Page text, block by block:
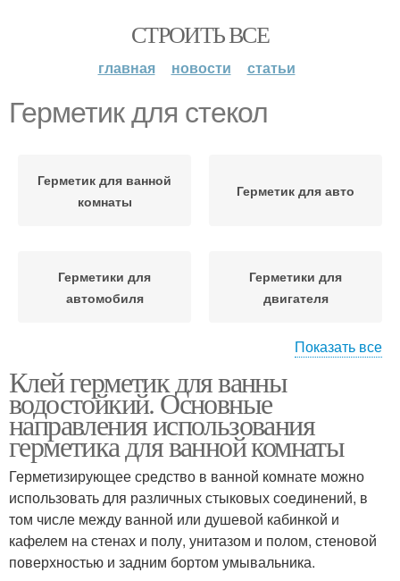
СТРОИТЬ ВСЕ
главная новости статьи
Герметик для стекол
Герметик для ванной
комнаты
Герметик для авто
Герметики для
автомобиля
Герметики для
двигателя
Герметик для фар Герметик для ламината
Герметики для ванной и
Показать все
Клей герметик для ванны
водостойкий. Основные
направления использования
герметика для ванной комнаты
Герметизирующее средство в ванной комнате можно
использовать для различных стыковых соединений, в
том числе между ванной или душевой кабинкой и
кафелем на стенах и полу, унитазом и полом, стеновой
поверхностью и задним бортом умывальника.